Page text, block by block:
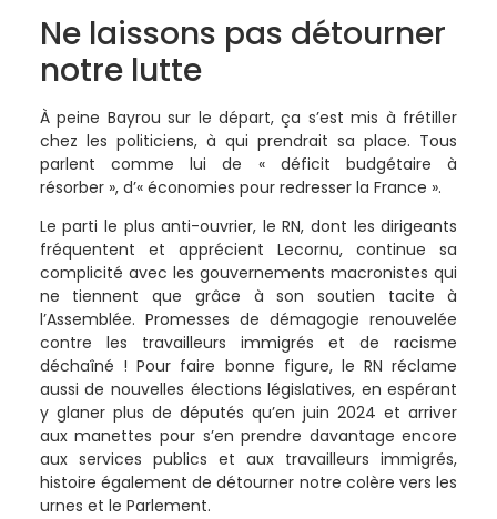
Ne laissons pas détourner
notre lutte
À peine Bayrou sur le départ, ça s’est mis à frétiller
chez les politiciens, à qui prendrait sa place. Tous
parlent comme lui de « déficit budgétaire à
résorber », d’« économies pour redresser la France ».
Le parti le plus anti-ouvrier, le RN, dont les dirigeants
fréquentent et apprécient Lecornu, continue sa
complicité avec les gouvernements macronistes qui
ne tiennent que grâce à son soutien tacite à
l’Assemblée. Promesses de démagogie renouvelée
contre les travailleurs immigrés et de racisme
déchaîné ! Pour faire bonne figure, le RN réclame
aussi de nouvelles élections législatives, en espérant
y glaner plus de députés qu’en juin 2024 et arriver
aux manettes pour s’en prendre davantage encore
aux services publics et aux travailleurs immigrés,
histoire également de détourner notre colère vers les
urnes et le Parlement.